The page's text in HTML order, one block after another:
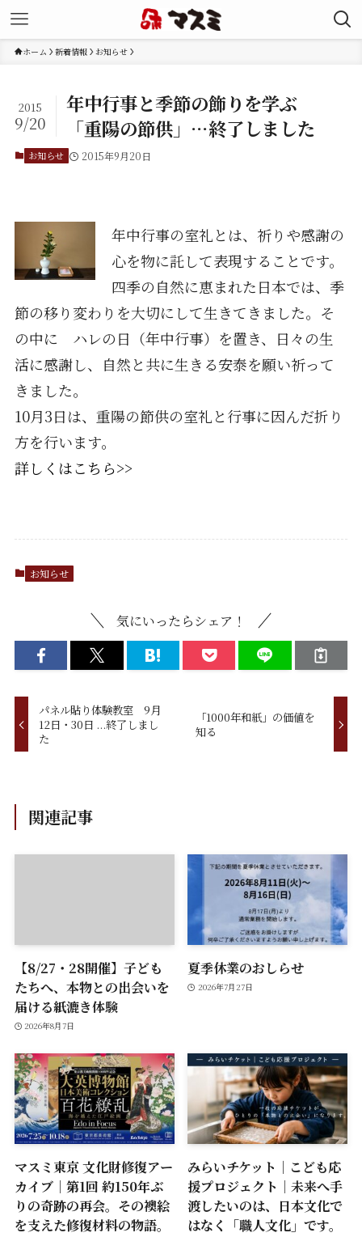
ホーム 新着情報 お知らせ
年中行事と季節の飾りを学ぶ
「重陽の節供」…終了しました
2015
9/20
お知らせ 2015年9月20日
年中行事の室礼とは、祈りや感謝の
心を物に託して表現することです。
四季の自然に恵まれた日本では、季
節の移り変わりを大切にして生きてきました。そ
の中に ハレの日（年中行事）を置き、日々の生
活に感謝し、自然と共に生きる安泰を願い祈って
きました。
10月3日は、重陽の節供の室礼と行事に因んだ折り
方を行います。
詳しくはこちら>>
お知らせ
気にいったらシェア！
パネル貼り体験教室 9月
12日・30日 ...終了しまし
た
「1000年和紙」の価値を
知る
関連記事
【8/27・28開催】子ども
たちへ、本物との出会いを
届ける紙漉き体験
2026年8月7日
夏季休業のおしらせ
2026年7月27日
マスミ東京 文化財修復アー
カイブ｜第1回 約150年ぶ
りの奇跡の再会。その襖絵
を支えた修復材料の物語。
みらいチケット｜こども応
援プロジェクト｜未来へ手
渡したいのは、日本文化で
はなく「職人文化」です。